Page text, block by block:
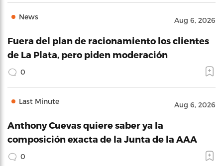
News Aug 6, 2026
Fuera del plan de racionamiento los clientes
de La Plata, pero piden moderación
0
Last Minute Aug 6, 2026
Anthony Cuevas quiere saber ya la
composición exacta de la Junta de la AAA
0